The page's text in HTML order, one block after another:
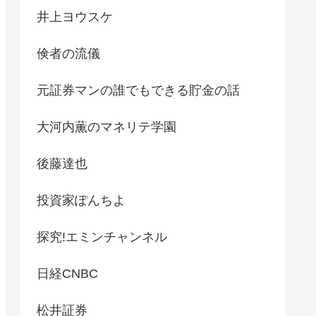
井上ヨウスケ
倹者の流儀
元証券マンの誰でもできる貯金の話
大河内薫のマネリテ学園
後藤達也
投資家ぽんちよ
探究!エミンチャンネル
日経CNBC
松井証券